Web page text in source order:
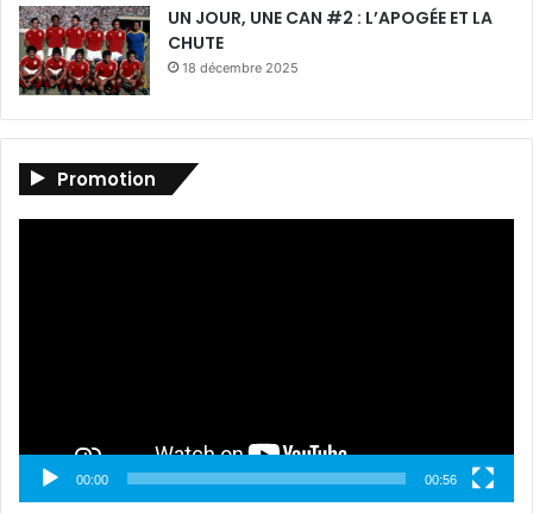
UN JOUR, UNE CAN #2 : L’APOGÉE ET LA
CHUTE
18 décembre 2025
Promotion
00:00 00:56